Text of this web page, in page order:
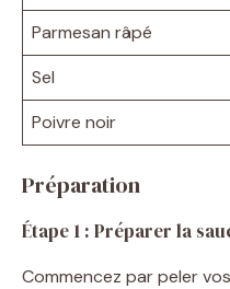
Parmesan râpé
Sel
Poivre noir
Préparation
Étape 1 : Préparer la
Commencez par peler